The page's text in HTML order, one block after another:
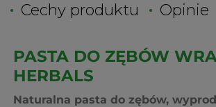
Cechy produktu Opinie
PASTA DO ZĘBÓW
HERBALS
Naturalna pasta do zębów,